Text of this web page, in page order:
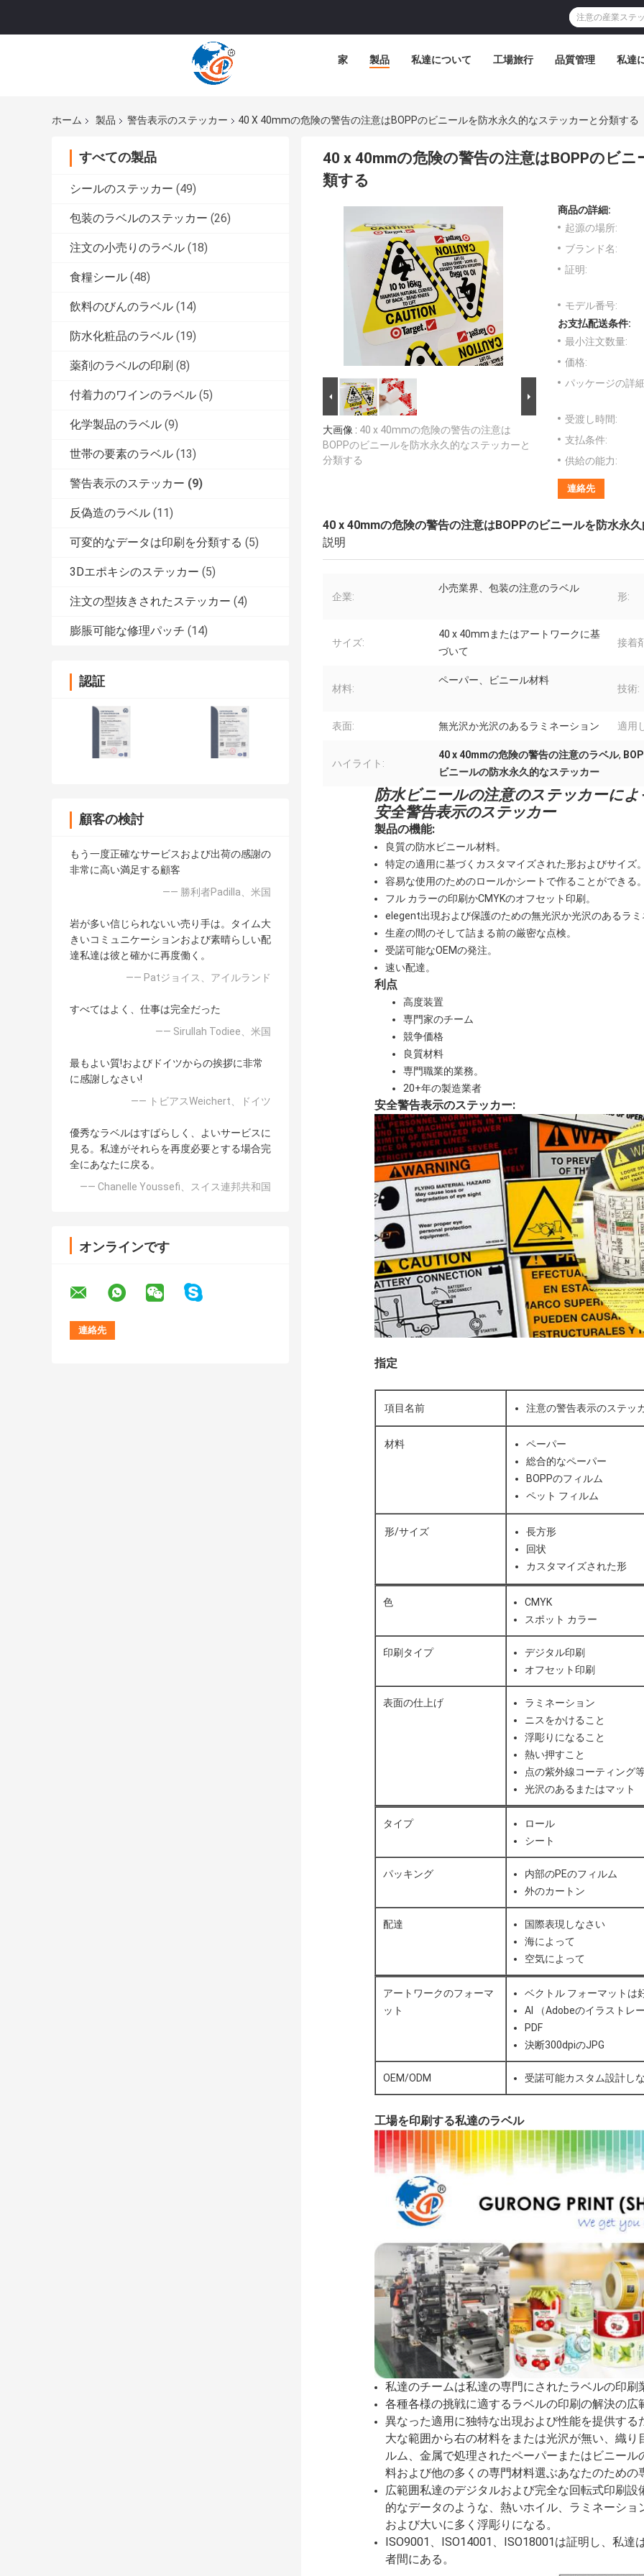
家 製品 私達について 工場旅行 品質管理 私達
ホーム 製品 警告表示のステッカー 40 X 40mmの危険の警告の注意はBOPPのビニールを防水永久的なステッカーと分類する
すべての製品
シールのステッカー (49)
包装のラベルのステッカー (26)
注文の小売りのラベル (18)
食糧シール (48)
飲料のびんのラベル (14)
防水化粧品のラベル (19)
薬剤のラベルの印刷 (8)
付着力のワインのラベル (5)
化学製品のラベル (9)
世帯の要素のラベル (13)
警告表示のステッカー (9)
反偽造のラベル (11)
可変的なデータは印刷を分類する (5)
3Dエポキシのステッカー (5)
注文の型抜きされたステッカー (4)
膨脹可能な修理パッチ (14)
認証
顧客の検討
もう一度正確なサービスおよび出荷の感謝の
非常に高い満足する顧客
—— 勝利者Padilla、米国
岩が多い信じられないい売り手は。タイム大
きいコミュニケーションおよび素晴らしい配
達私達は彼と確かに再度働く。
—— Patジョイス、アイルランド
すべてはよく、仕事は完全だった
—— Sirullah Todiee、米国
最もよい質!およびドイツからの挨拶に非常
に感謝しなさい!
—— トビアスWeichert、ドイツ
優秀なラベルはすばらしく、よいサービスに
見る。私達がそれらを再度必要とする場合完
全にあなたに戻る。
—— Chanelle Youssefi、スイス連邦共和国
オンラインです
40 x 40mmの危険の警告の注意はBOPPのビ
類する
大画像 : 40 x 40mmの危険の警告の注意は
BOPPのビニールを防水永久的なステッカーと
分類する
商品の詳細:
起源の場所:
ブランド名:
証明:
モデル番号:
お支払配送条件:
最小注文数量:
価格:
パッケージの詳
受渡し時間:
支払条件:
供給の能力:
連絡先
40 x 40mmの危険の警告の注意はBOPPのビニールを防水永
説明
企業:
小売業界、包装の注意のラベル
形:
サイズ:
40 x 40mmまたはアートワークに基
づいて
接着
材料:
ペーパー、ビニール材料
技術:
表面: 無光沢か光沢のあるラミネーション 適用
ハイライト:
40 x 40mmの危険の警告の注意のラベル,
ビニールの防水永久的なステッカー
防水ビニールの注意のステッカーに
安全警告表示のステッカー
製品の機能:
良質の防水ビニール材料。
特定の適用に基づくカスタマイズされた形およびサイズ
容易な使用のためのロールかシートで作ることができる
フル カラーの印刷かCMYKのオフセット印刷。
elegent出現および保護のための無光沢か光沢のあるラ
生産の間のそして詰まる前の厳密な点検。
受諾可能なOEMの発注。
速い配達。
利点
高度装置
専門家のチーム
競争価格
良質材料
専門職業的業務。
20+年の製造業者
安全警告表示のステッカー:
指定
項目名前 注意の警告表示のステッ
材料
ペーパー
総合的なペーパー
BOPPのフィルム
ペット フィルム
形/サイズ
長方形
回状
カスタマイズされた形
色
CMYK
スポット カラー
印刷タイプ
デジタル印刷
オフセット印刷
表面の仕上げ
ラミネーション
ニスをかけること
浮彫りになること
熱い押すこと
点の紫外線コーティング
光沢のあるまたはマット
タイプ
ロール
シート
パッキング
内部のPEのフィルム
外のカートン
配達
国際表現しなさい
海によって
空気によって
アートワークのフォーマ
ット
ベクトル フォーマットは
AI （Adobeのイラストレ
PDF
決断300dpiのJPG
OEM/ODM 受諾可能カスタム設計し
工場を印刷する私達のラベル
私達のチームは私達の専門にされたラベルの印
各種各様の挑戦に適するラベルの印刷の解決の広
異なった適用に独特な出現および性能を提供す
大な範囲から右の材料をまたは光沢が無い、織
ルム、金属で処理されたペーパーまたはビニー
料および他の多くの専門材料選ぶあなたのための
広範囲私達のデジタルおよび完全な回転式印刷
的なデータのような、熱いホイル、ラミネーシ
および大いに多く浮彫りになる。
ISO9001、ISO14001、ISO18001は証明し、私達
者間にある。